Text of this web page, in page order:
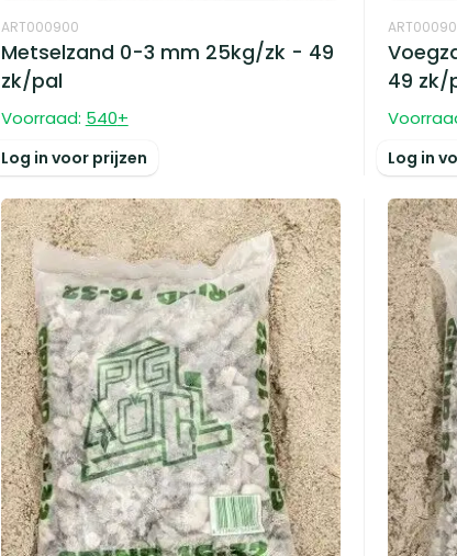
ART000900
Metselzand 0-3 mm 25kg/zk - 49
zk/pal
Voorraad: 540+
Log in voor prijzen
49 zk/
Log in